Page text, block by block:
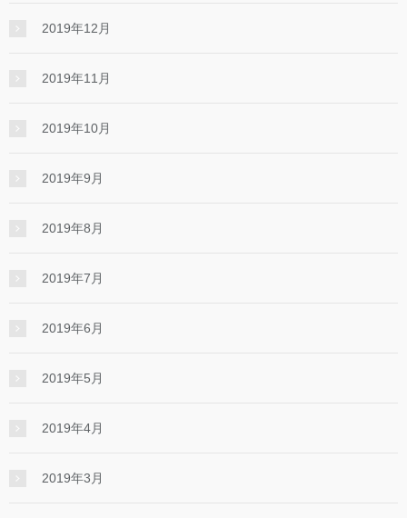
2019年12月
2019年11月
2019年10月
2019年9月
2019年8月
2019年7月
2019年6月
2019年5月
2019年4月
2019年3月